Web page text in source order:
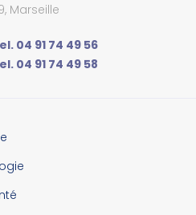
Marseille
04 91 74 49 56
04 91 74 49 58